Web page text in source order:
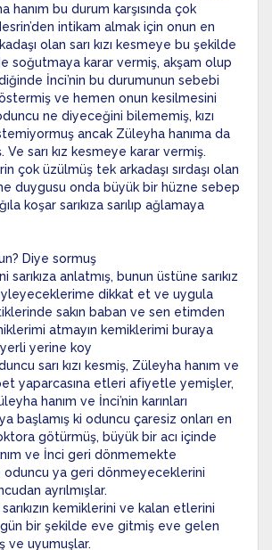
hanım bu durum karşısında çok
intikam almak için onun en
olan sarı kızı kesmeye bu şekilde
soğutmaya karar vermiş, akşam olup
İnci’nin bu durumunun sebebi
ve hemen onun kesilmesini
ne diyeceğini bilememiş, kızı
ancak Züleyha hanıma da
Ve sarı kız kesmeye karar vermiş.
çok üzülmüş tek arkadaşı sırdaşı olan
duygusu onda büyük bir hüzne sebep
koşar sarıkıza sarılıp ağlamaya
Diye sormuş
sarıkıza anlatmış, bunun üstüne sarıkız
dikkat et ve uygula
sakın baban ve sen etimden
atmayın kemiklerimi buraya
yerine koy
sarı kızı kesmiş, Züleyha hanım ve
yaparcasına etleri afiyetle yemişler,
hanım ve İnci’nin karınları
başlamış ki oduncu çaresiz onları en
götürmüş, büyük bir acı içinde
ve İnci geri dönmemekte
oduncu ya geri dönmeyeceklerini
ayrılmışlar.
sarıkızın kemiklerini ve kalan etlerini
bir şekilde eve gitmiş eve gelen
ve uyumuşlar.